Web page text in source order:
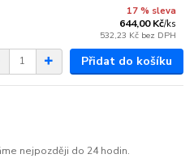
17 % sleva
644,00 Kč/ks
532,23 Kč bez DPH
Přidat do košíku
nejpozději do 24 hodin.